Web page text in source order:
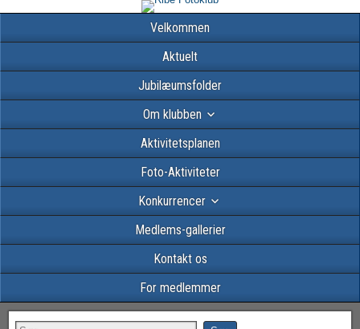
Velkommen
Aktuelt
Jubilæumsfolder
Om klubben
Aktivitetsplanen
Foto-Aktiviteter
Konkurrencer
Medlems-gallerier
Kontakt os
For medlemmer